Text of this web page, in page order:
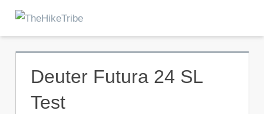
Zum
Deuter Futura 24 SL
Test